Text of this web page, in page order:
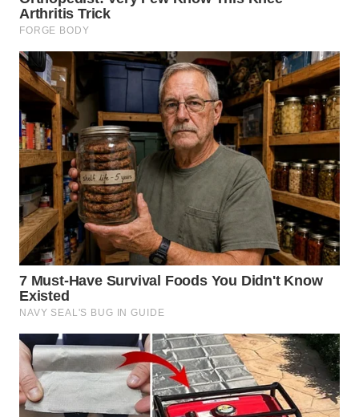
WN
MALUKU
WN
MALUT
WN
DAIRI
WN
DANAU
TOBA
WN
NIAS
WN
LANGKAT
WN
TAPANULI